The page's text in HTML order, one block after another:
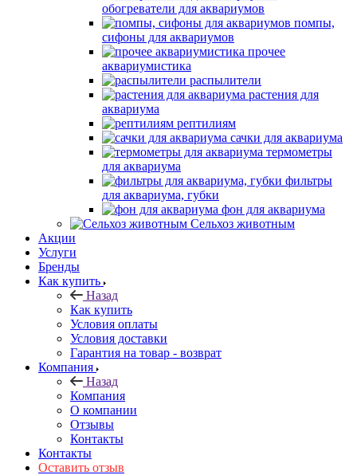
обогреватели для аквариумов
помпы,
сифоны для аквариумов
прочее
аквариумистика
распылители
растения для
аквариума
рептилиям
сачки для аквариума
термометры
для аквариума
фильтры
для аквариума, губки
фон для аквариума
Сельхоз животным
Акции
Услуги
Бренды
Как купить
Назад
Как купить
Условия оплаты
Условия доставки
Гарантия на товар - возврат
Компания
Назад
Компания
О компании
Отзывы
Контакты
Контакты
Оставить отзыв